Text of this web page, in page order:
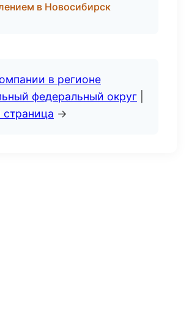
в Новосибирск
в регионе
федеральный округ
страница →